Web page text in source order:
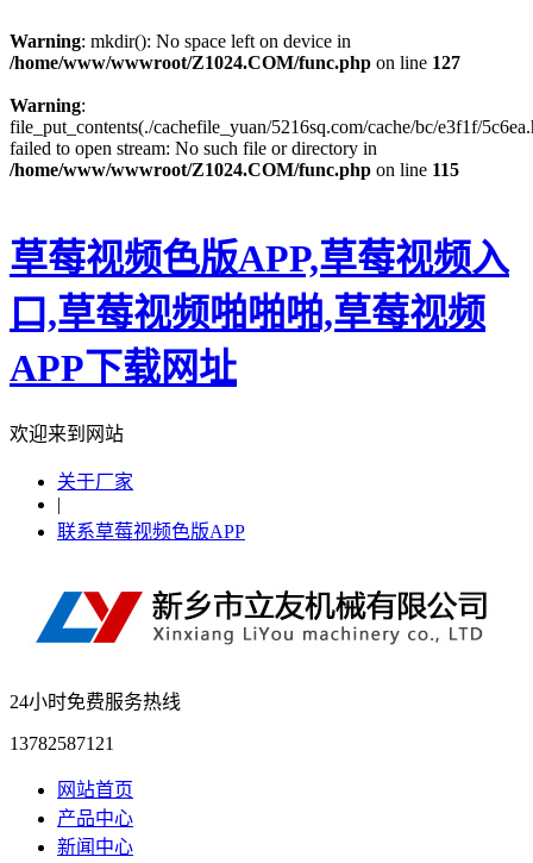
Warning: mkdir(): No space left on device in
/home/www/wwwroot/Z1024.COM/func.php on line 127
Warning:
file_put_contents(./cachefile_yuan/5216sq.com/cache/bc/e3f1f/
failed to open stream: No such file or directory in
/home/www/wwwroot/Z1024.COM/func.php on line 115
草莓视频色版APP,草莓视频入
口,草莓视频啪啪啪,草莓视频
APP下载网址
欢迎来到网站
关于厂家
|
联系草莓视频色版APP
24小时免费服务热线
13782587121
网站首页
产品中心
新闻中心